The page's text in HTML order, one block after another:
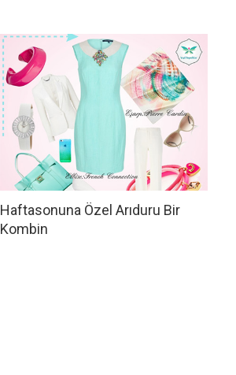
Haftasonuna Özel Arıduru Bir
Kombin